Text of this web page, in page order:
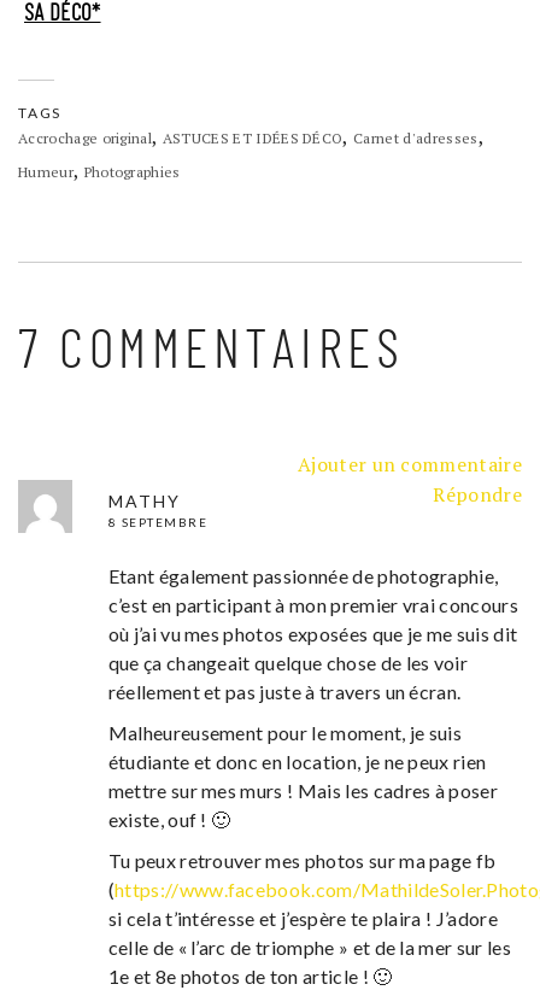
SA DÉCO*
TAGS
Accrochage original, ASTUCES ET IDÉES DÉCO, Carnet d'adresses,
Humeur, Photographies
7 COMMENTAIRES
Ajouter un commentaire
MATHY
8 SEPTEMBRE
Répondre
Etant également passionnée de photographie,
c’est en participant à mon premier vrai concours
où j’ai vu mes photos exposées que je me suis dit
que ça changeait quelque chose de les voir
réellement et pas juste à travers un écran.
Malheureusement pour le moment, je suis
étudiante et donc en location, je ne peux rien
mettre sur mes murs ! Mais les cadres à poser
existe, ouf ! 🙂
Tu peux retrouver mes photos sur ma page fb
(https://www.facebook.com/
si cela t’intéresse et j’espère te plaira ! J’adore
celle de « l’arc de triomphe » et de la mer sur les
1e et 8e photos de ton article ! 🙂